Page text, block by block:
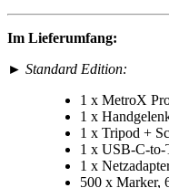
Im Lieferumfang:
► Standard Edition:
1 x MetroX
1 x
1 x Tripod +
1 x USB-C-to-
1 x
500 x Marker,